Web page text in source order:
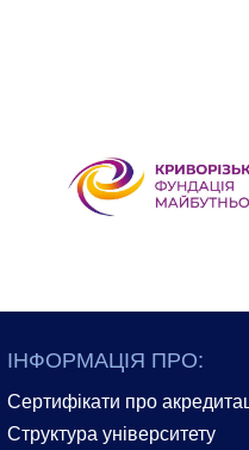
ІНФОРМАЦІЯ ПРО:
Сертифікати про
Структура університету